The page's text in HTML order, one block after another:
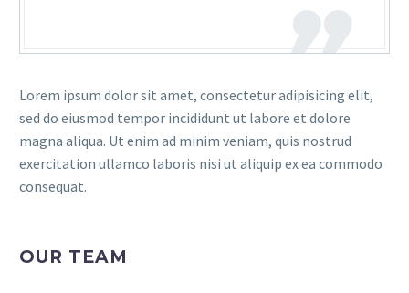
Lorem ipsum dolor sit amet, consectetur adipisicing elit,
sed do eiusmod tempor incididunt ut labore et dolore
magna aliqua. Ut enim ad minim veniam, quis nostrud
exercitation ullamco laboris nisi ut aliquip ex ea commodo
consequat.
OUR TEAM